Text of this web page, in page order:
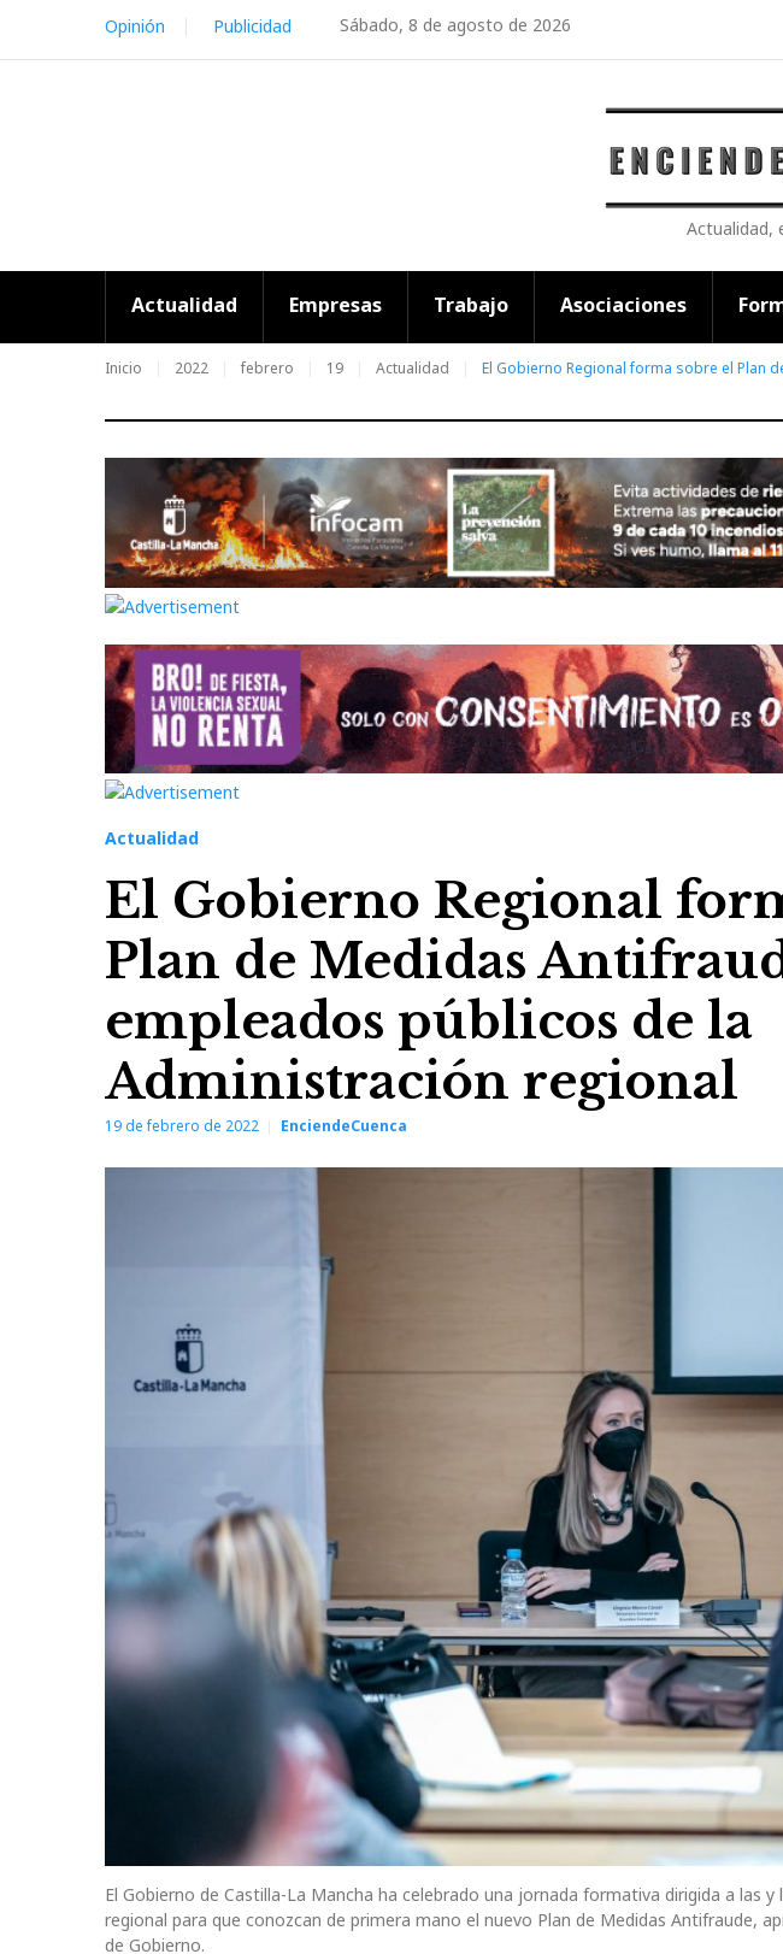
content
Sábado, 8 de agosto de 2026
Opinión Publicidad
Actualidad,
Actualidad Empresas Trabajo Asociaciones
Inicio 2022 febrero 19 Actualidad El Gobierno Regional forma sobre el Plan
Actualidad
El Gobierno Regional
Plan de Medidas
empleados públicos de la
Administración regional
19 de febrero de 2022 EnciendeCuenca
El Gobierno de Castilla-La Mancha ha celebrado una jornada formativa dirigida a las
regional para que conozcan de primera mano el nuevo Plan de Medidas Antifraude,
de Gobierno.